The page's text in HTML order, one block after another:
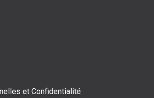
et Confidentialité